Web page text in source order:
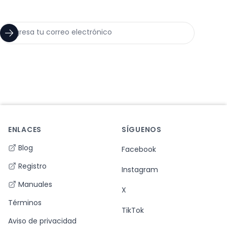
Footer
ENLACES
Blog
Registro
Manuales
Términos
Aviso de privacidad
SÍGUENOS
Facebook
Instagram
X
TikTok